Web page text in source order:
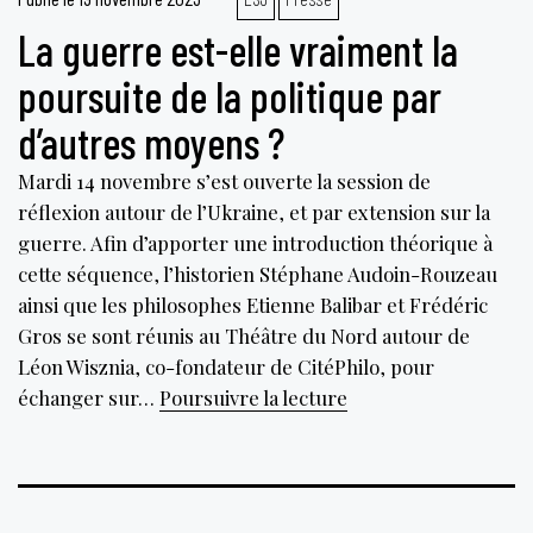
La guerre est-elle vraiment la
poursuite de la politique par
d’autres moyens ?
Mardi 14 novembre s’est ouverte la session de
réflexion autour de l’Ukraine, et par extension sur la
guerre. Afin d’apporter une introduction théorique à
cette séquence, l’historien Stéphane Audoin-Rouzeau
ainsi que les philosophes Etienne Balibar et Frédéric
Gros se sont réunis au Théâtre du Nord autour de
Léon Wisznia, co-fondateur de CitéPhilo, pour
échanger sur… Poursuivre la lecture
elle